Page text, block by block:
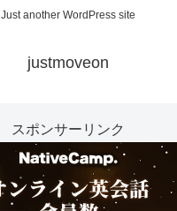
Just another WordPress site
justmoveon
スポンサーリンク